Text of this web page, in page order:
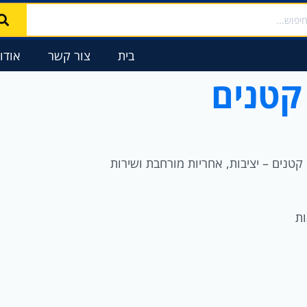
בית צור קשר
– יציבות, אחריות מורחבת ושירות
ממוין
לפי